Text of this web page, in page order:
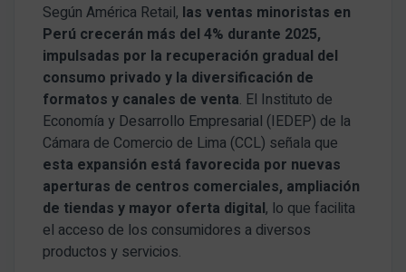
Según América Retail, las ventas minoristas en
Perú crecerán más del 4% durante 2025,
impulsadas por la recuperación gradual del
consumo privado y la diversificación de
formatos y canales de venta. El Instituto de
Economía y Desarrollo Empresarial (IEDEP) de la
Cámara de Comercio de Lima (CCL) señala que
esta expansión está favorecida por nuevas
aperturas de centros comerciales, ampliación
de tiendas y mayor oferta digital, lo que facilita
el acceso de los consumidores a diversos
productos y servicios.